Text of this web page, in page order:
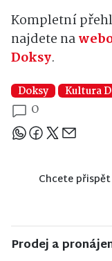
Kompletní
najdete na
Doksy.
Doksy Kultura
0
Sdílejte článek
Chcete
Prodej a